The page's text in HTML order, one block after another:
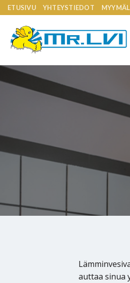
Skip
to
content
ETUSIVU YHTEYSTIEDOT
auttaa sinua